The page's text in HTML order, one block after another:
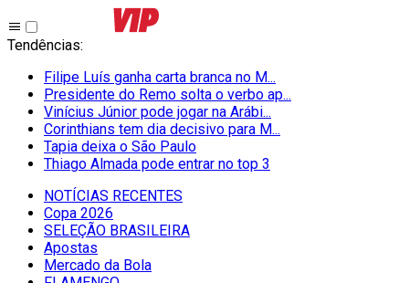
Tendências:
Filipe Luís ganha carta branca no M...
Presidente do Remo solta o verbo ap...
Vinícius Júnior pode jogar na Arábi...
Corinthians tem dia decisivo para M...
Tapia deixa o São Paulo
Thiago Almada pode entrar no top 3
NOTÍCIAS RECENTES
Copa 2026
SELEÇÃO BRASILEIRA
Apostas
Mercado da Bola